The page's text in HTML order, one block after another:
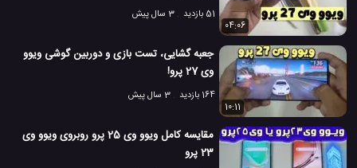
51 بازدید
3 سال پیش
04:06
جعبه گشایی، تست بازی و دوربین گوشی ویوو
وی 27 پرو!
164 بازدید
3 سال پیش
10:11
مقایسه کامل ویوو وی 25 پرو روبروی ویوو وی
23 پرو